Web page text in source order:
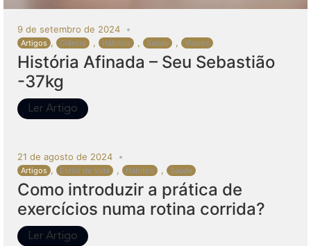
9 de setembro de 2024
Artigos , Ciência , Hábitos , Saúde , Vídeos
História Afinada – Seu Sebastião
-37kg
Ler Artigo
21 de agosto de 2024
Artigos , Estilo de Vida , Hábitos , Saúde
Como introduzir a prática de
exercícios numa rotina corrida?
Ler Artigo